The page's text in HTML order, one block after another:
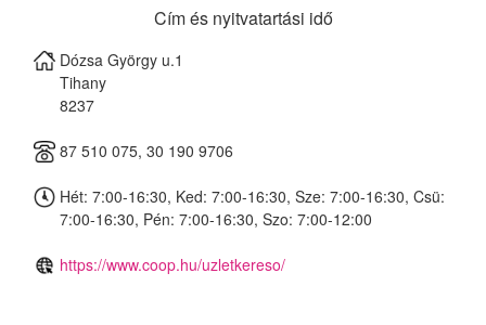
Cím és nyitvatartási idő
Dózsa György u.1
Tihany
8237
87 510 075, 30 190 9706
Hét: 7:00-16:30, Ked: 7:00-16:30, Sze: 7:00-16:30, Csü:
7:00-16:30, Pén: 7:00-16:30, Szo: 7:00-12:00
https://www.coop.hu/uzletkereso/